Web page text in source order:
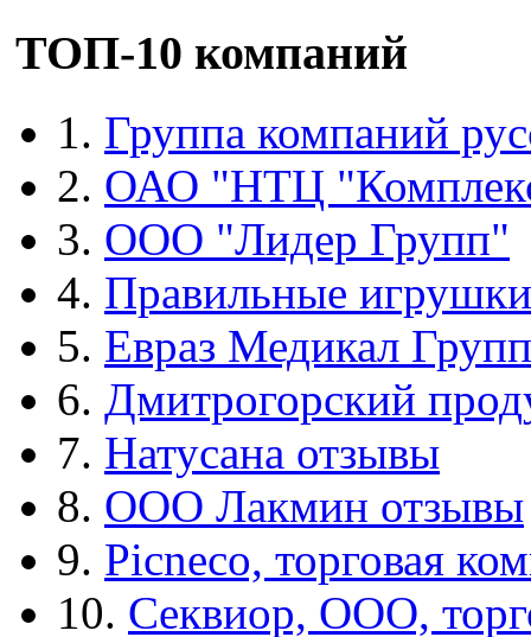
ТОП-10 компаний
1. Группа компаний
2. ОАО "НТЦ
3. ООО "Лидер Групп"
4. Правильные игрушки
5. Евраз Медикал Групп
6. Дмитрогорский
7. Натусана отзывы
8. ООО Лакмин отзывы
9. Picneco, торговая
10. Секвиор, ООО,